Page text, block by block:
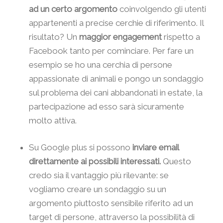
ad un certo argomentocoinvolgendo gli utenti
appartenenti a precise cerchie di riferimento. Il
risultato? Un maggior engagementrispetto a
Facebook tanto per cominciare. Per fare un
esempio se ho una cerchia di persone
appassionate di animali e pongo un sondaggio
sul problema dei cani abbandonati in estate, la
partecipazione ad esso sarà sicuramente
molto attiva.
Su Google plus si possono inviare email
direttamente ai possibili interessati.Questo
credo sia il vantaggio più rilevante: se
vogliamo creare un sondaggio su un
argomento piuttosto sensibile riferito ad un
target di persone, attraverso la possibilità di